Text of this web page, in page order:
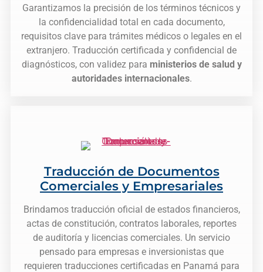
Garantizamos la precisión de los términos técnicos y
la confidencialidad total en cada documento,
requisitos clave para trámites médicos o legales en el
extranjero. Traducción certificada y confidencial de
diagnósticos, con validez para ministerios de salud y
autoridades internacionales.
Traducción de Documentos
Comerciales y Empresariales
Brindamos traducción oficial de estados financieros,
actas de constitución, contratos laborales, reportes
de auditoría y licencias comerciales. Un servicio
pensado para empresas e inversionistas que
requieren traducciones certificadas en Panamá para